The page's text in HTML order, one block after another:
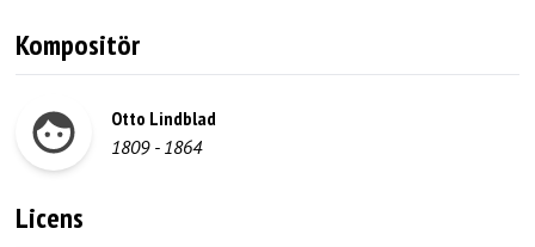
Kompositör
Otto Lindblad
1809- 1864
Licens